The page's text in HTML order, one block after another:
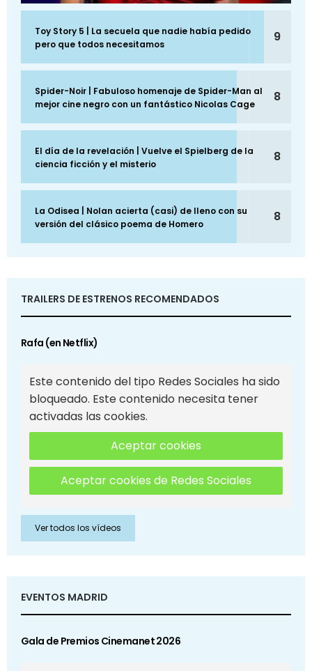
Toy Story 5 | La secuela que nadie había pedido
pero que todos necesitamos
9
Spider-Noir | Fabuloso homenaje de Spider-Man al
mejor cine negro con un fantástico Nicolas Cage
8
El día de la revelación | Vuelve el Spielberg de la
ciencia ficción y el misterio
8
La Odisea | Nolan acierta (casi) de lleno con su
versión del clásico poema de Homero
8
TRAILERS DE ESTRENOS RECOMENDADOS
Rafa (en Netflix)
Este contenido del tipo Redes Sociales ha sido
bloqueado. Este contenido necesita tener
activadas las cookies.
Aceptar cookies
Aceptar cookies de Redes Sociales
Ver todos los vídeos
EVENTOS MADRID
Gala de Premios Cinemanet 2026